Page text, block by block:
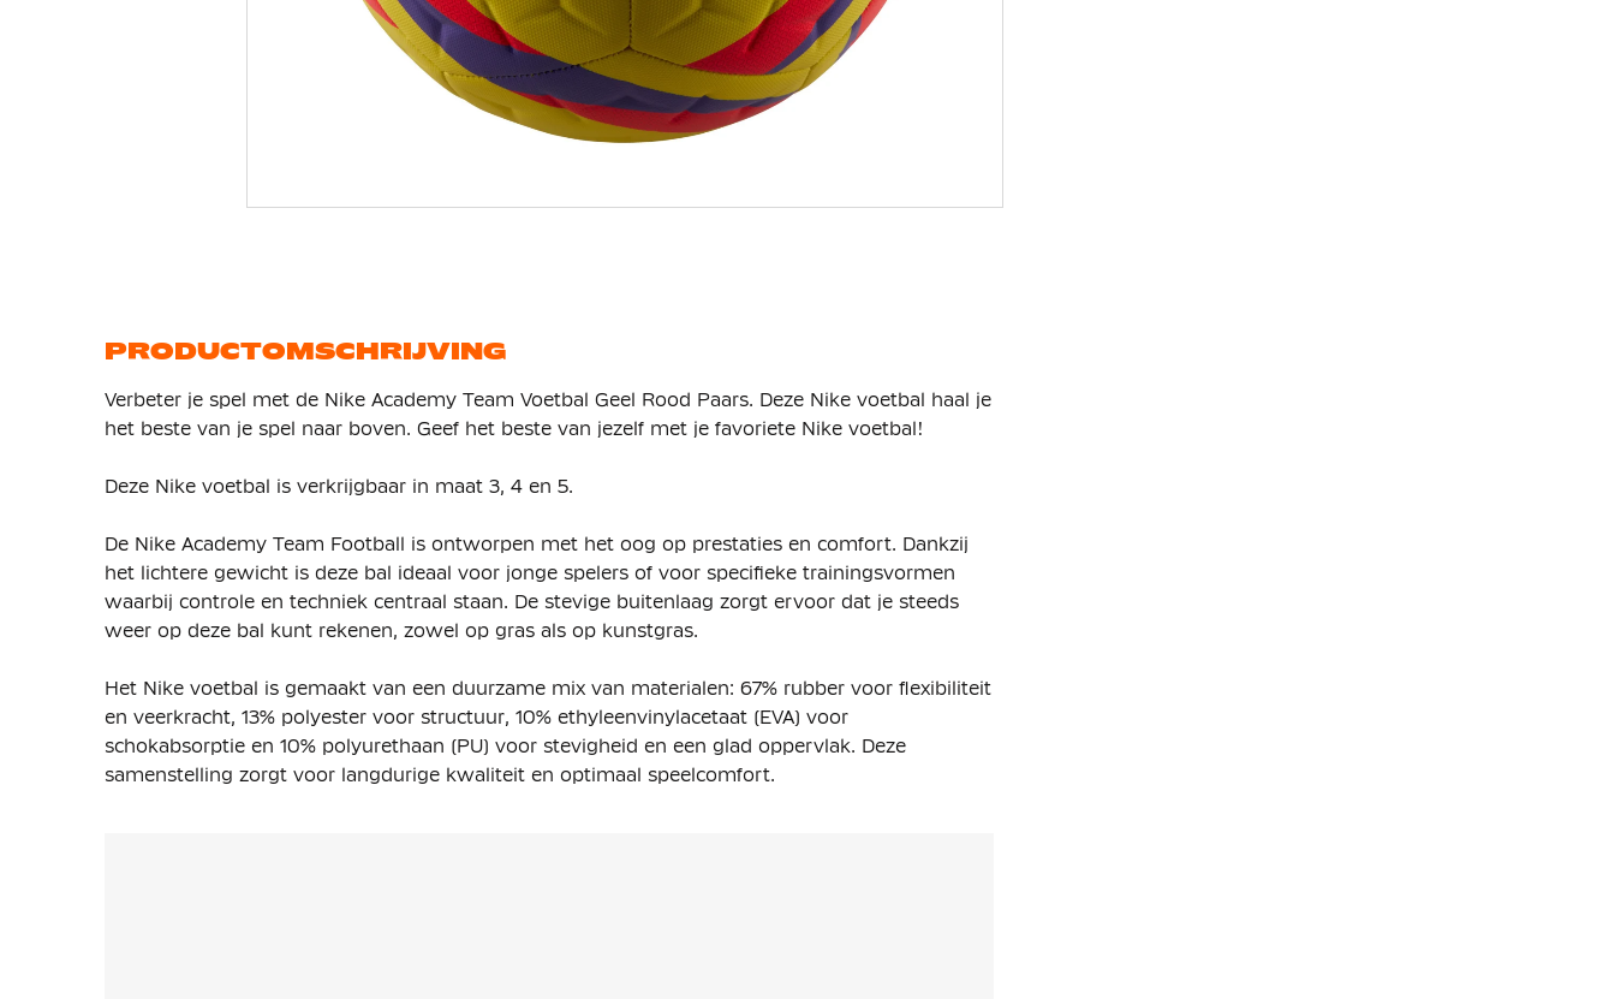
gallerij
PRODUCTOMSCHRIJVING
Verbeter je spel met de Nike Academy Team Voetbal Geel Rood Paars. Deze Nike voetbal haal je
het beste van je spel naar boven. Geef het beste van jezelf met je favoriete Nike voetbal!
Deze Nike voetbal is verkrijgbaar in maat 3, 4 en 5.
De Nike Academy Team Football is ontworpen met het oog op prestaties en comfort. Dankzij
het lichtere gewicht is deze bal ideaal voor jonge spelers of voor specifieke trainingsvormen
waarbij controle en techniek centraal staan. De stevige buitenlaag zorgt ervoor dat je steeds
weer op deze bal kunt rekenen, zowel op gras als op kunstgras.
Het Nike voetbal is gemaakt van een duurzame mix van materialen: 67% rubber voor flexibiliteit
en veerkracht, 13% polyester voor structuur, 10% ethyleenvinylacetaat (EVA) voor
schokabsorptie en 10% polyurethaan (PU) voor stevigheid en een glad oppervlak. Deze
samenstelling zorgt voor langdurige kwaliteit en optimaal speelcomfort.